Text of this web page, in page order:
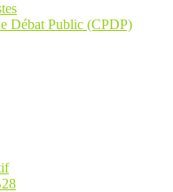
Débat Public (CPDP)